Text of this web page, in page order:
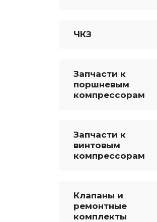
ЧКЗ
Запчасти к
поршневым
компрессорам
Запчасти к
винтовым
компрессорам
Клапаны и
ремонтные
комплекты